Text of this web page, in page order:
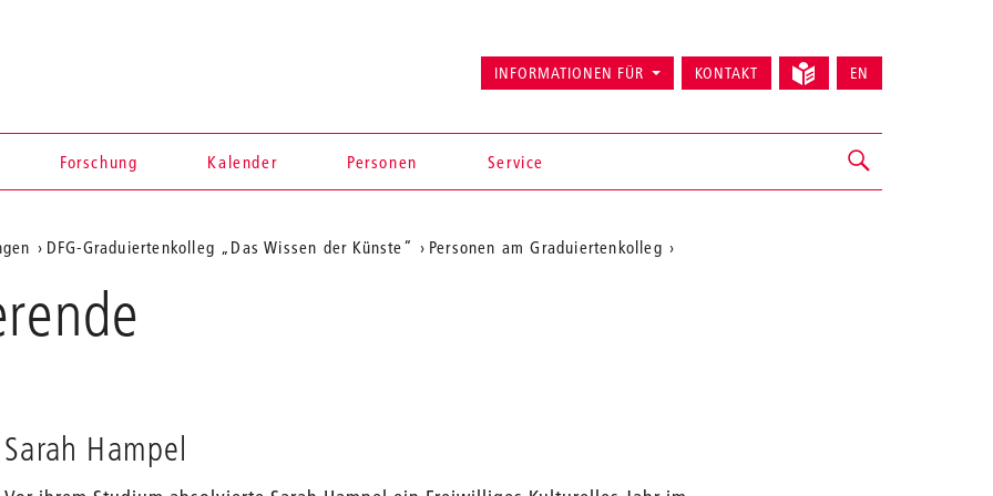
Forschung Kalender Personen Service
INFORMATIONEN FÜR KONTAKT EN
DFG-Graduiertenkolleg „Das Wissen der Künste“ Personen am Graduiertenkolleg
Sarah Hampel